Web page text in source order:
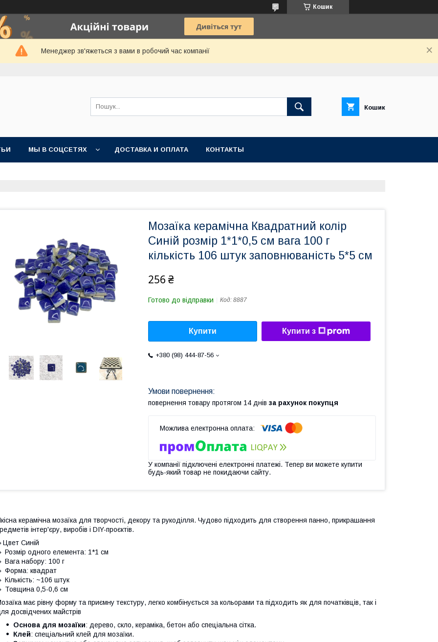
Кошик
Менеджер зв'яжеться з вами в робочий час компанії
Кошик
МЫ В СОЦСЕТЯХ ДОСТАВКА И ОПЛАТА КОНТАКТЫ
Мозаїка керамічна Квадратний колір
Синій розмір 1*1*0,5 см вага 100 г
кількість 106 штук заповнюваність 5*5 см
256 ₴
Готово до відправки Код: 8887
Купити Купити з
+380 (98) 444-87-56
повернення товару протягом 14 днів за рахунок покупця
У компанії підключені електронні платежі. Тепер ви можете купити
будь-який товар не покидаючи сайту.
керамічна мозаїка для творчості, декору та рукоділля. Чудово підходить для створення панно, прикрашання
інтер'єру, виробів і DIY-проєктів.
Синій
Розмір одного елемента: 1*1 см
Вага набору: 100 г
Форма: квадрат
Кількість: ~106 штук
Товщина 0,5-0,6 см
має рівну форму та приємну текстуру, легко комбінується за кольорами та підходить як для початківців, так і
досвідчених майстрів
Основа для мозаїки: дерево, скло, кераміка, бетон або спеціальна сітка.
Клей: спеціальний клей для мозаїки.